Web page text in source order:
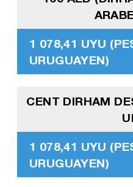
1 078,41 UYU
URUGUAYEN)
CENT DIRHAM
1 078,41 UYU
URUGUAYEN)